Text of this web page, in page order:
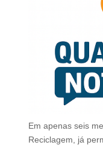
Em apenas seis
Reciclagem, já